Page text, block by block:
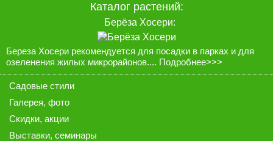
Каталог растений:
Берёза Хосери:
Береза Хосери рекомендуется для посадки в парках и для
озеленения жилых микрорайонов.... Подробнее>>>
Садовые стили
Галерея, фото
Скидки, акции
Выставки, семинары